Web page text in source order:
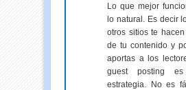
Lo que mejor
lo natural. Es decir
otros sitios te
de tu contenido y
aportas a los
guest posting
estrategia. No es